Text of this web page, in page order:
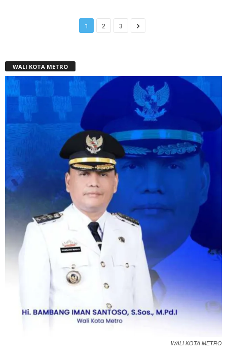
1 2 3
WALI KOTA METRO
WALI KOTA METRO